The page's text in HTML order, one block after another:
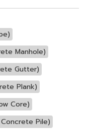
Manhole)
Gutter)
Plank)
Core)
Concrete Pile)